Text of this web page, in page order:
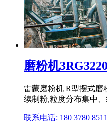
磨粉机
雷蒙磨粉机 R型摆式
续制粉,粒度分布集中
联系电话: 180 3780 8511